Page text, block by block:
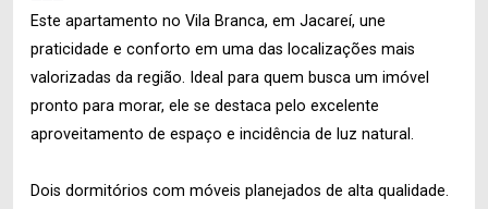
Este apartamento no Vila Branca, em Jacareí, une
praticidade e conforto em uma das localizações mais
valorizadas da região. Ideal para quem busca um imóvel
pronto para morar, ele se destaca pelo excelente
aproveitamento de espaço e incidência de luz natural.
Dois dormitórios com móveis planejados de alta qualidade.